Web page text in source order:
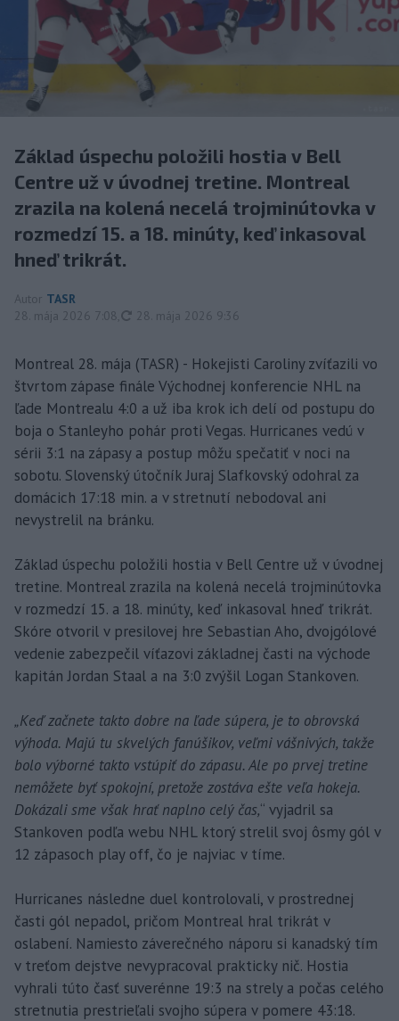
Základ úspechu položili hostia v Bell
Centre už v úvodnej tretine. Montreal
zrazila na kolená necelá trojminútovka v
rozmedzí 15. a 18. minúty, keď inkasoval
hneď trikrát.
Autor TASR
28. mája 2026 7:08
aktualizované
28. mája 2026 9:36
Montreal 28. mája (TASR) - Hokejisti Caroliny zvíťazili vo
štvrtom zápase finále Východnej konferencie NHL na
ľade Montrealu 4:0 a už iba krok ich delí od postupu do
boja o Stanleyho pohár proti Vegas. Hurricanes vedú v
sérii 3:1 na zápasy a postup môžu spečatiť v noci na
sobotu. Slovenský útočník Juraj Slafkovský odohral za
domácich 17:18 min. a v stretnutí nebodoval ani
nevystrelil na bránku.
Základ úspechu položili hostia v Bell Centre už v úvodnej
tretine. Montreal zrazila na kolená necelá trojminútovka
v rozmedzí 15. a 18. minúty, keď inkasoval hneď trikrát.
Skóre otvoril v presilovej hre Sebastian Aho, dvojgólové
vedenie zabezpečil víťazovi základnej časti na východe
kapitán Jordan Staal a na 3:0 zvýšil Logan Stankoven.
„Keď začnete takto dobre na ľade súpera, je to obrovská
výhoda. Majú tu skvelých fanúšikov, veľmi vášnivých, takže
bolo výborné takto vstúpiť do zápasu. Ale po prvej tretine
nemôžete byť spokojní, pretože zostáva ešte veľa hokeja.
Dokázali sme však hrať naplno celý čas,“ vyjadril sa
Stankoven podľa webu NHL ktorý strelil svoj ôsmy gól v
12 zápasoch play off, čo je najviac v tíme.
Hurricanes následne duel kontrolovali, v prostrednej
časti gól nepadol, pričom Montreal hral trikrát v
oslabení. Namiesto záverečného náporu si kanadský tím
v treťom dejstve nevypracoval prakticky nič. Hostia
vyhrali túto časť suverénne 19:3 na strely a počas celého
stretnutia prestrieľali svojho súpera v pomere 43:18.